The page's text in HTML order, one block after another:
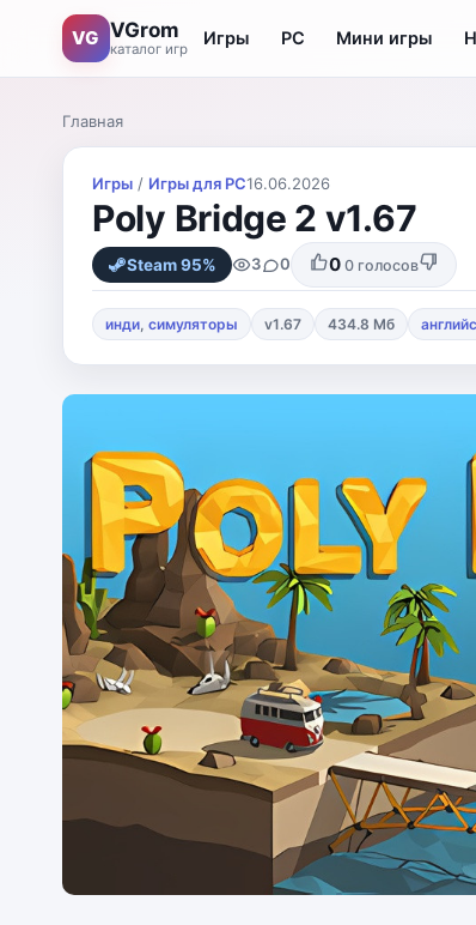
VG VGrom
каталог игр Игры PC Мини игры
Главная
Игры / Игры для PС16.06.2026
Poly Bridge 2 v1.67
Steam 95% 3 0 0 0 голосов
инди, симуляторы v1.67 434.8 Мб